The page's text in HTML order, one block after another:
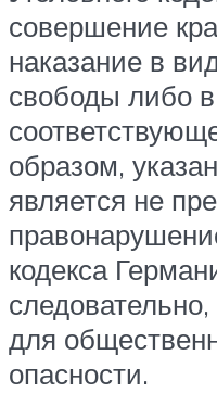
совершение
наказание в
свободы либо
образом,
является не
кодекса
для
опасности.